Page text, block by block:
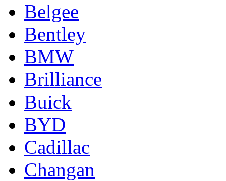
Belgee
Bentley
BMW
Brilliance
Buick
BYD
Cadillac
Changan